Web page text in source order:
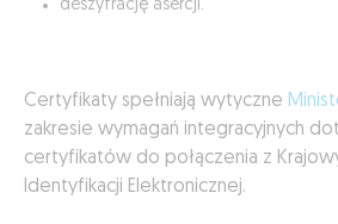
deszyfrację asercji.
Certyfikaty spełniają wytyczne
zakresie wymagań integracyjnych
certyfikatów do połączenia z
Identyfikacji Elektronicznej.